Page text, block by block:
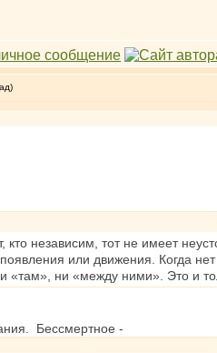
кто независим, тот не имеет
или движения. Когда
«там», ни «между ними». Это и
Бессмертное -